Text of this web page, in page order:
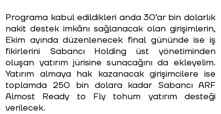
Programa kabul edildikleri anda 30’ar bin dolarlık
nakit destek imkânı sağlanacak olan girişimlerin,
Ekim ayında düzenlenecek final gününde ise iş
fikirlerini Sabancı Holding üst yönetiminden
oluşan yatırım jürisine sunacağını da ekleyelim.
Yatırım almaya hak kazanacak girişimcilere ise
toplamda 250 bin dolara kadar Sabancı ARF
Almost Ready to Fly tohum yatırım desteği
verilecek.